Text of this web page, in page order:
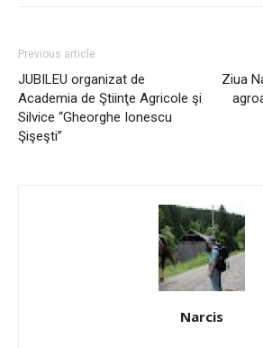
Previous article
JUBILEU organizat de
Academia de Ştiinţe Agricole şi
Silvice “Gheorghe Ionescu
Şişeşti”
Ziua
Narcis